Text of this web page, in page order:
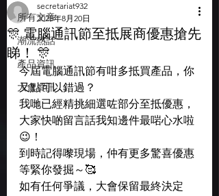
所有文章
潮流熱話
產品資訊
大會資訊
🎊 電腦通訊節至抵展商優惠搶先
睇！ 🎊
secretariat932
2025年8月20日
今屆電腦通訊節有咁多抵買產品，你
又點可以錯過？
我哋已經精挑細選咗部分至抵優惠，
大家快啲留言話我知邊件最啱心水啦
😉！
到時記得嚟現場，仲有更多驚喜優惠
等緊你發掘～🥰
如有任何爭議，大會保留最終決定